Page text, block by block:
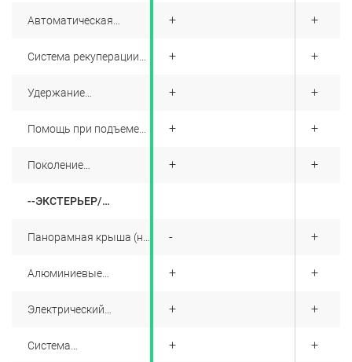
стандартный,
Автоматическая
Система рекуперации
Удержание
Помощь при подъеме/
Поколение
--ЭКСТЕРЬЕР/
Панорамная крыша (не
Алюминиевые
Электрический
Система
+
+
+
+
+
-
+
+
+
+
+
+
+
+
-
+
+
+
+
+
+
+
+
+
+
+
+